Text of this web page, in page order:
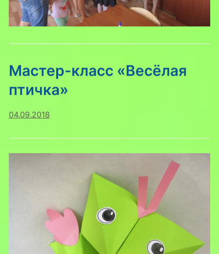
Мастер-класс «Весёлая
птичка»
04.09.2018